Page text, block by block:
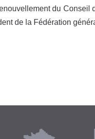
du Conseil
de la Fédération